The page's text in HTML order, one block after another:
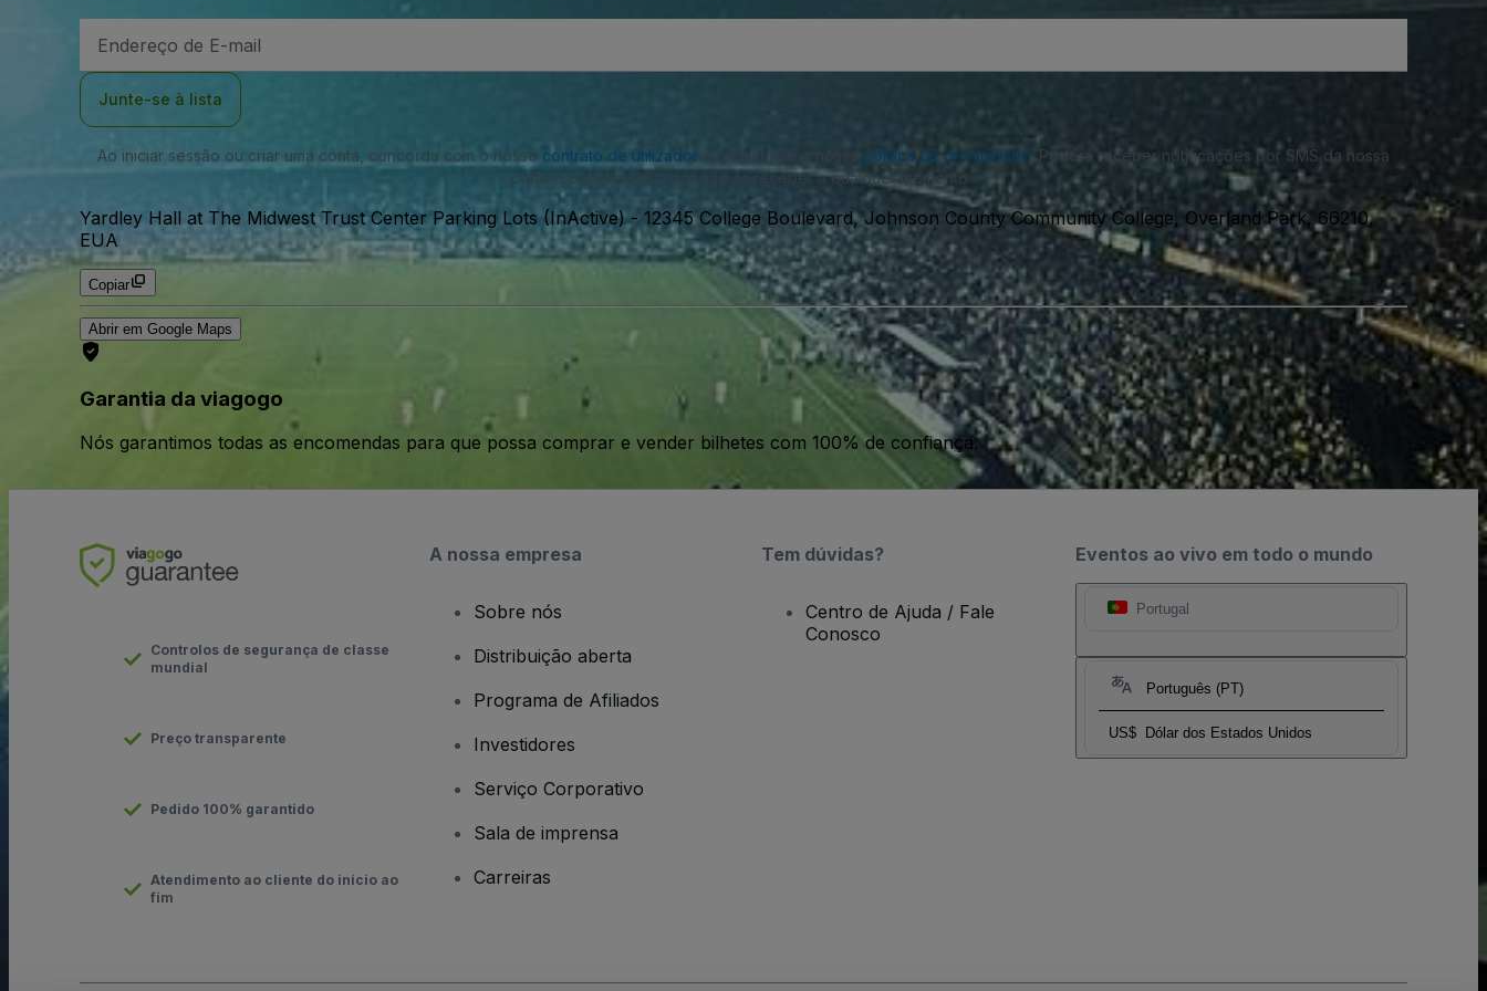
de
Junte-se à lista
Ao iniciar sessão ou criar uma conta, concorda com o nosso contrato de utilizador e reconhece a nossa política de privacidade . Poderá receber notificações por SMS da nossa
parte e poderá optar por não as receber a qualquer momento.
Yardley Hall at The Midwest Trust Center Parking Lots (InActive)- 12345 College Boulevard, Johnson County Community College, Overland Park, 66210,
EUA
Copiar
Abrir em Google Maps
Garantia da viagogo
Nós garantimos todas as encomendas para que possa comprar e vender bilhetes com 100% de confiança.
Eventos ao vivo em todo o mundo
Portugal
Português (PT)
US$ Dólar dos Estados Unidos
Controlos de segurança de classe
mundial
Preço transparente
Pedido 100% garantido
Atendimento ao cliente do início ao
fim
A nossa empresa
Sobre nós
Distribuição aberta
Programa de Afiliados
Investidores
Serviço Corporativo
Sala de imprensa
Carreiras
Tem dúvidas?
Centro de Ajuda / Fale
Conosco